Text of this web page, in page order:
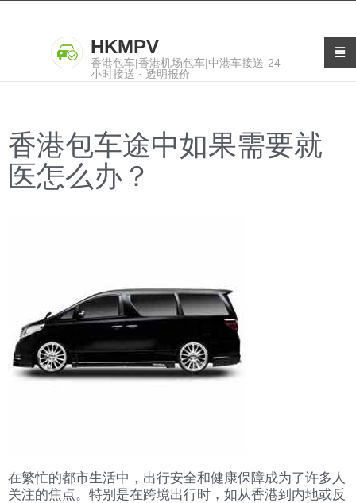
HKMPV
香港包车|香港机场包车|中港车接送-24
小时接送 · 透明报价
香港包车途中如果需要就
医怎么办？
在繁忙的都市生活中，出行安全和健康保障成为了许多人
关注的焦点。特别是在跨境出行时，如从香港到内地或反